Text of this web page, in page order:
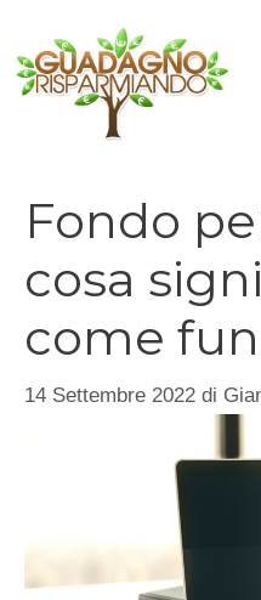
contenuto
Fondo
cosa
come
14 Settembre 2022 di